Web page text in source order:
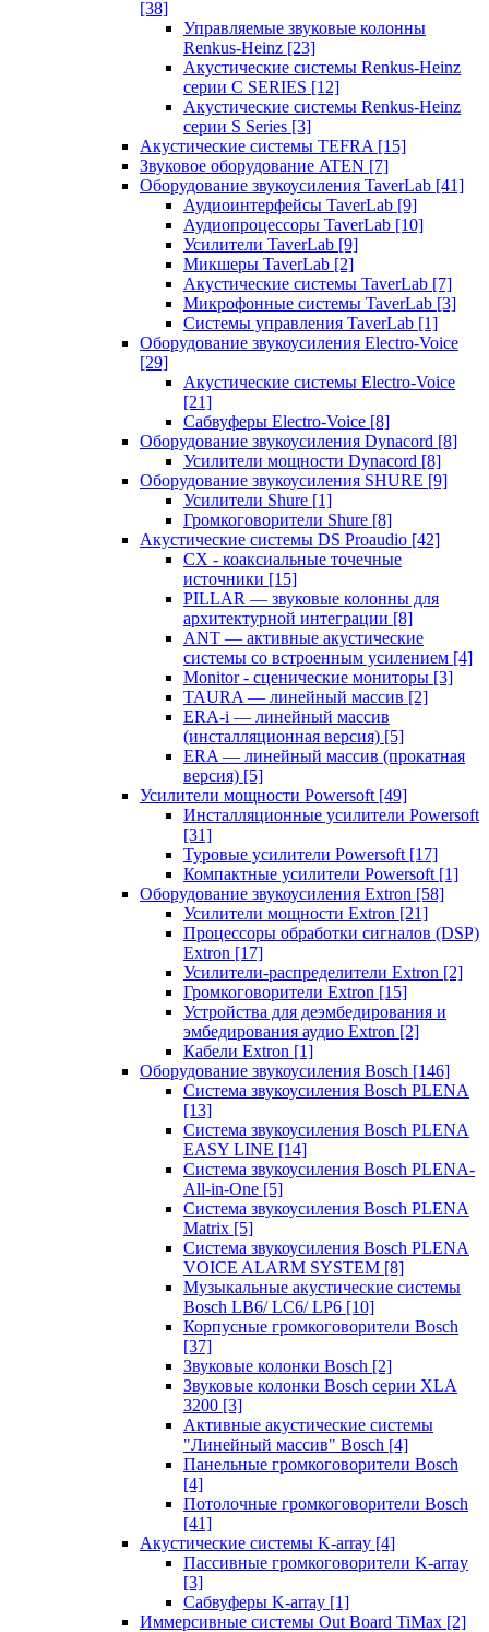
[38]
Управляемые звуковые колонны
Renkus-Heinz [23]
Акустические системы Renkus-Heinz
серии C SERIES [12]
Акустические системы Renkus-Heinz
серии S Series [3]
Акустические системы TEFRA [15]
Звуковое оборудование ATEN [7]
Оборудование звукоусиления TaverLab [41]
Аудиоинтерфейсы TaverLab [9]
Аудиопроцессоры TaverLab [10]
Усилители TaverLab [9]
Микшеры TaverLab [2]
Акустические системы TaverLab [7]
Микрофонные системы TaverLab [3]
Системы управления TaverLab [1]
Оборудование звукоусиления Electro-Voice
[29]
Акустические системы Electro-Voice
[21]
Сабвуферы Electro-Voice [8]
Оборудование звукоусиления Dynacord [8]
Усилители мощности Dynacord [8]
Оборудование звукоусиления SHURE [9]
Усилители Shure [1]
Громкоговорители Shure [8]
Акустические системы DS Proaudio [42]
CX - коаксиальные точечные
источники [15]
PILLAR — звуковые колонны для
архитектурной интеграции [8]
ANT — активные акустические
системы со встроенным усилением [4]
Monitor - сценические мониторы [3]
TAURA — линейный массив [2]
ERA-i — линейный массив
(инсталляционная версия) [5]
ERA — линейный массив (прокатная
версия) [5]
Усилители мощности Powersoft [49]
Инсталляционные усилители Powersoft
[31]
Туровые усилители Powersoft [17]
Компактные усилители Powersoft [1]
Оборудование звукоусиления Extron [58]
Усилители мощности Extron [21]
Процессоры обработки сигналов (DSP)
Extron [17]
Усилители-распределители Extron [2]
Громкоговорители Extron [15]
Устройства для деэмбедирования и
эмбедирования аудио Extron [2]
Кабели Extron [1]
Оборудование звукоусиления Bosch [146]
Система звукоусиления Bosch PLENA
[13]
Система звукоусиления Bosch PLENA
EASY LINE [14]
Система звукоусиления Bosch PLENA-
All-in-One [5]
Система звукоусиления Bosch PLENA
Matrix [5]
Система звукоусиления Bosch PLENA
VOICE ALARM SYSTEM [8]
Музыкальные акустические системы
Bosch LB6/ LC6/ LP6 [10]
Корпусные громкоговорители Bosch
[37]
Звуковые колонки Bosch [2]
Звуковые колонки Bosch серии XLA
3200 [3]
Активные акустические системы
"Линейный массив" Bosch [4]
Панельные громкоговорители Bosch
[4]
Потолочные громкоговорители Bosch
[41]
Акустические системы K-array [4]
Пассивные громкоговорители K-array
[3]
Сабвуферы K-array [1]
Иммерсивные системы Out Board TiMax [2]